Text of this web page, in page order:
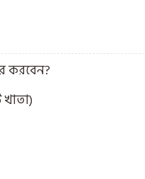
করবেন?